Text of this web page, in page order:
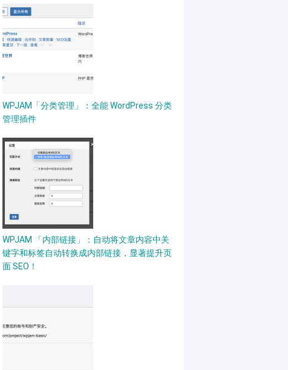
WPJAM「分类管理」：全能 WordPress 分类
管理插件
WPJAM 「内部链接」：自动将文章内容中关
键字和标签自动转换成内部链接，显著提升页
面 SEO！